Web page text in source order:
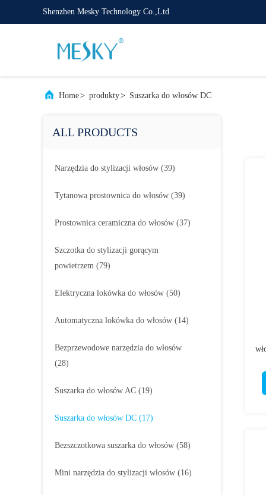
Shenzhen Mesky Technology Co.,Ltd
Home> produkty> Suszarka do włosów DC
ALL PRODUCTS
Narzędzia do stylizacji włosów (39)
Tytanowa prostownica do włosów (39)
Prostownica ceramiczna do włosów (37)
Szczotka do stylizacji gorącym
powietrzem (79)
Elektryczna lokówka do włosów (50)
Automatyczna lokówka do włosów (14)
Bezprzewodowe narzędzia do włosów
(28)
Suszarka do włosów AC (19)
Suszarka do włosów DC (17)
Bezszczotkowa suszarka do włosów (58)
Mini narzędzia do stylizacji włosów (16)